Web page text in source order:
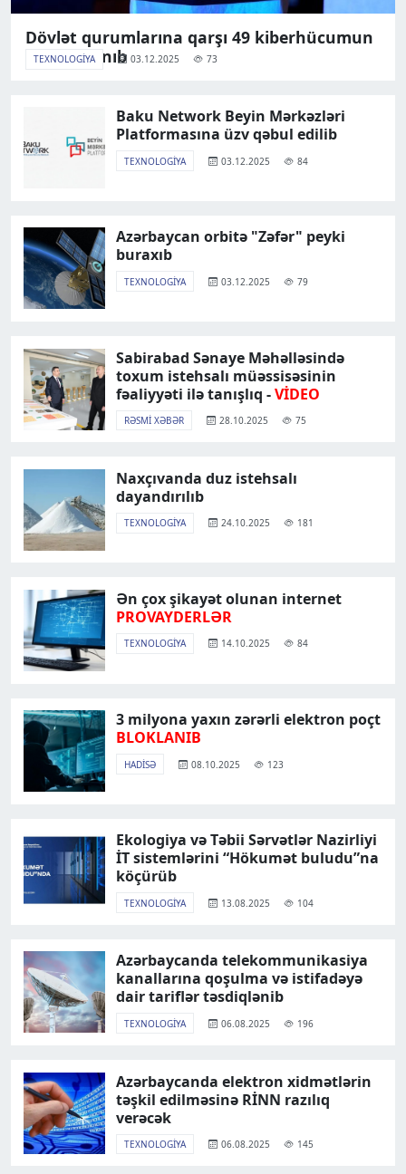
Dövlət qurumlarına qarşı 49 kiberhücumun
qarşısı alınıb
TEXNOLOGIYA 03.12.2025 73
Baku Network Beyin Mərkəzləri
Platformasına üzv qəbul edilib
TEXNOLOGIYA 03.12.2025 84
Azərbaycan orbitə "Zəfər" peyki
buraxıb
TEXNOLOGIYA 03.12.2025 79
Sabirabad Sənaye Məhəlləsində
toxum istehsalı müəssisəsinin
fəaliyyəti ilə tanışlıq -VİDEO
RƏSMI XƏBƏR 28.10.2025 75
Naxçıvanda duz istehsalı
dayandırılıb
TEXNOLOGIYA 24.10.2025 181
Ən çox şikayət olunan internet
PROVAYDERLƏR
TEXNOLOGIYA 14.10.2025 84
3 milyona yaxın zərərli elektron poçt
BLOKLANIB
HADISƏ 08.10.2025 123
Ekologiya və Təbii Sərvətlər Nazirliyi
İT sistemlərini “Hökumət buludu”na
köçürüb
TEXNOLOGIYA 13.08.2025 104
Azərbaycanda telekommunikasiya
kanallarına qoşulma və istifadəyə
dair tariflər təsdiqlənib
TEXNOLOGIYA 06.08.2025 196
Azərbaycanda elektron xidmətlərin
təşkil edilməsinə RİNN razılıq
verəcək
TEXNOLOGIYA 06.08.2025 145